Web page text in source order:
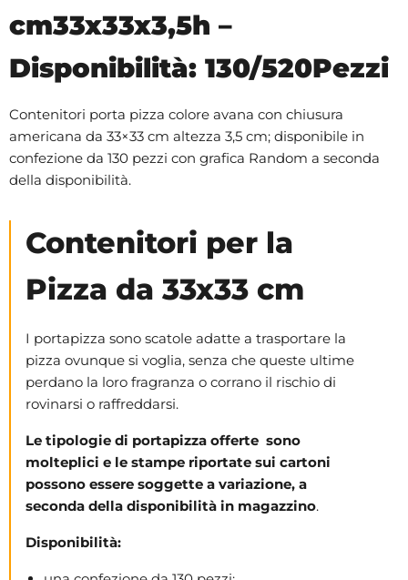
cm33x33x3,5h –
Disponibilità: 130/520Pezzi
Contenitori porta pizza colore avana con chiusura
americana da 33×33 cm altezza 3,5 cm; disponibile in
confezione da 130 pezzi con grafica Random a seconda
della disponibilità.
Contenitori per la
Pizza da 33x33 cm
I portapizza sono scatole adatte a trasportare la
pizza ovunque si voglia, senza che queste ultime
perdano la loro fragranza o corrano il rischio di
rovinarsi o raffreddarsi.
Le tipologie di portapizza offerte sono
molteplici e le stampe riportate sui cartoni
possono essere soggette a variazione, a
seconda della disponibilità in magazzino.
Disponibilità: